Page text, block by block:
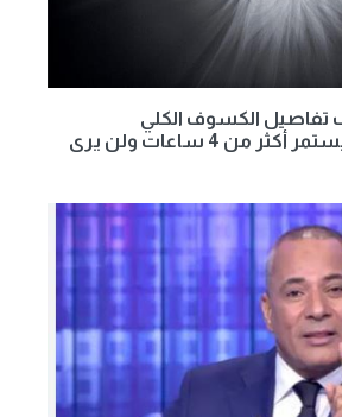
الكسوف الكلي
للشمس الأربعاء.. يستمر أكثر من 4 ساعات ولن يرى